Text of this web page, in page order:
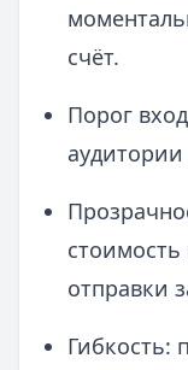
счёт.
Порог
стоимость
отправки
Гибкость: